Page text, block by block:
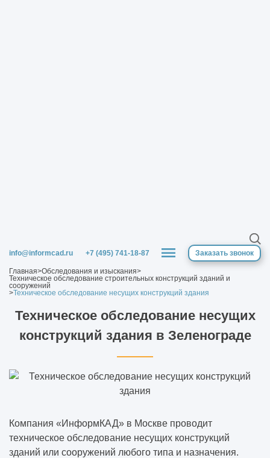
info@informcad.ru +7 (495) 741-18-87 Заказать звонок
Главная>Обследования и изыскания>
Техническое обследование строительных конструкций зданий и
сооружений
>Техническое обследование несущих конструкций здания
Техническое обследование несущих
конструкций здания в Зеленограде
Компания «ИнформКАД» в Москве проводит
техническое обследование несущих конструкций
зданий или сооружений любого типа и назначения.